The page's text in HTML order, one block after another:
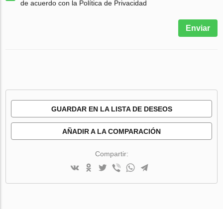
de acuerdo con la Política de Privacidad
Enviar
GUARDAR EN LA LISTA DE DESEOS
AÑADIR A LA COMPARACIÓN
Compartir: